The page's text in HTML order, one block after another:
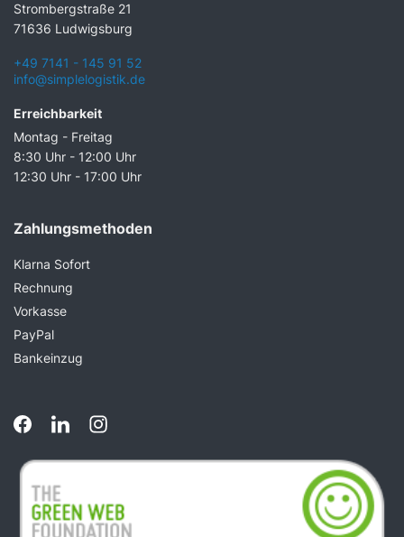
Strombergstraße 21
71636 Ludwigsburg
+49 7141 - 145 91 52
info@simplelogistik.de
Erreichbarkeit
Montag - Freitag
8:30 Uhr - 12:00 Uhr
12:30 Uhr - 17:00 Uhr
Zahlungsmethoden
Klarna Sofort
Rechnung
Vorkasse
PayPal
Bankeinzug